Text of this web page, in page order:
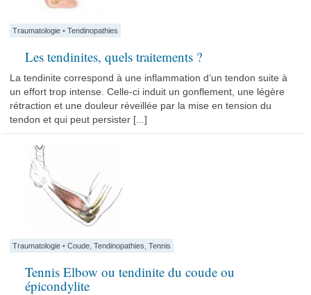
Traumatologie •Tendinopathies
Les tendinites, quels traitements ?
La tendinite correspond à une inflammation d’un tendon suite à
un effort trop intense. Celle-ci induit un gonflement, une légère
rétraction et une douleur réveillée par la mise en tension du
tendon et qui peut persister [...]
Traumatologie •Coude ,Tendinopathies ,Tennis
Tennis Elbow ou tendinite du coude ou
épicondylite